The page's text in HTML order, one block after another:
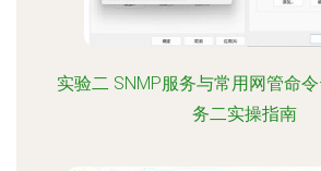
实验二 SNMP服务与常用网管命
务二实操指南